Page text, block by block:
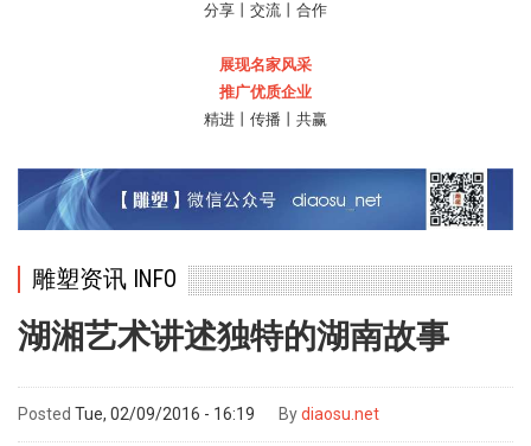
分享丨交流丨合作
展现名家风采
推广优质企业
精进丨传播丨共赢
雕塑资讯 INFO
湖湘艺术讲述独特的湖南故事
Posted Tue, 02/09/2016 - 16:19 Bydiaosu.net